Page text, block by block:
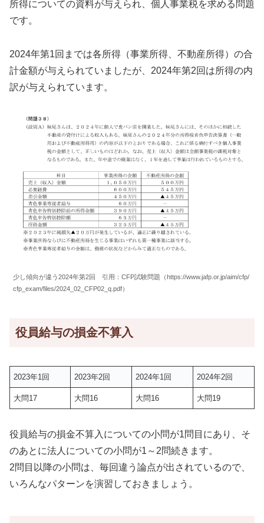
所得についての資料が与えられ、個人事業税を求める問題
です。
2024年第1回までは各所得（事業所得、不動産所得）の合
計金額が与えられていましたが、2024年第2回は所得の内
訳が与えられています。
少し傾向が違う2024年第2回 引用：CFP試験問題（https://www.jafp.or.jp/aim/cfp/
cfp_exam/files/2024_02_CFP02_q.pdf）
役員給与の損金不算入
2023年1回 2023年2回 2024年1回 2024年2回
大問17 大問16 大問16 大問19
役員給与の損金不算入についての小問が1問目にあり、そ
のあとに法人についての小問が1～2問続きます。
2問目以降の小問は、毎回違う論点が出されているので、
いろんなパターンを演習しておきましょう。